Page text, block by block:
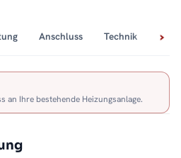
Anschluss Technik
an Ihre bestehende Heizungsanlage.